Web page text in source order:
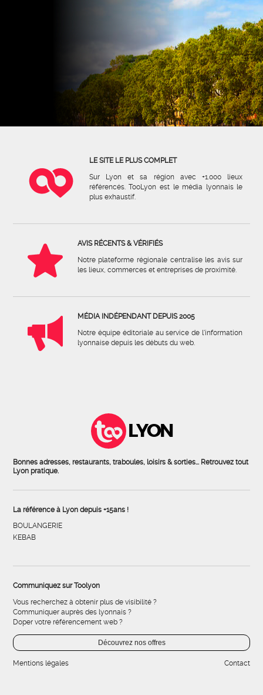
LE SITE LE PLUS COMPLET
Sur Lyon et sa région avec +1.000 lieux
référencés. TooLyon est le média lyonnais le
plus exhaustif.
AVIS RÉCENTS & VÉRIFIÉS
Notre plateforme régionale centralise les avis sur
les lieux, commerces et entreprises de proximité.
MÉDIA INDÉPENDANT DEPUIS 2005
Notre équipe éditoriale au service de l'information
lyonnaise depuis les débuts du web.
LYON
Bonnes adresses, restaurants, traboules, loisirs & sorties... Retrouvez tout
Lyon pratique.
La référence à Lyon depuis +15ans !
BOULANGERIE
KEBAB
Communiquez sur Toolyon
Vous recherchez à obtenir plus de visibilité ?
Communiquer auprès des lyonnais ?
Doper votre référencement web ?
Découvrez nos offres
Mentions légales Contact